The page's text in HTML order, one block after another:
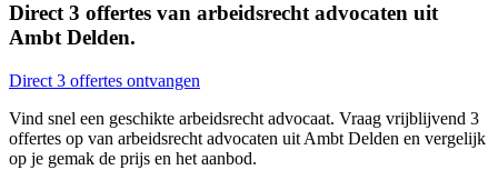
Direct 3 offertes van arbeidsrecht advocaten uit
Ambt Delden.
Direct 3 offertes ontvangen
Vind snel een geschikte arbeidsrecht advocaat. Vraag vrijblijvend 3
offertes op van arbeidsrecht advocaten uit Ambt Delden en vergelijk
op je gemak de prijs en het aanbod.